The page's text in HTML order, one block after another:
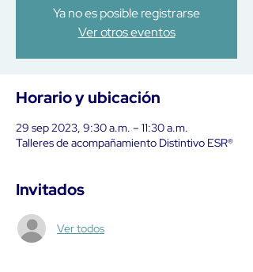
Ya no es posible registrarse
Ver otros eventos
Horario y ubicación
29 sep 2023, 9:30 a.m. – 11:30 a.m.
Talleres de acompañamiento Distintivo ESR®
Invitados
Ver todos